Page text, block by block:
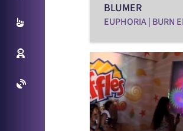
Reconhecimento Facial
Projetos Especiais
BLUMER